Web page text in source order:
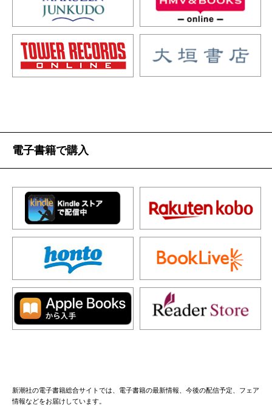
電子書籍で購入
新潮社の電子書籍総合サイトでは、電子書籍の最新情報、今後の配信予定、フェア
情報などをお届けしています。